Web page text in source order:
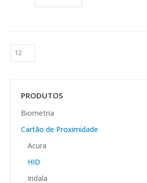
PRODUTOS
Biometria
Cartão de Proximidade
Acura
HID
Indala